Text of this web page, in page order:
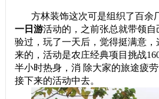
方林装饰这次可是组织了百余
一日游活动的，之前张总就带领
验过，玩了一天后，觉得挺满意
来的，活动是农庄经典项目挑战
半小时热身，消 除大家的旅途疲
接下来的活动中去。